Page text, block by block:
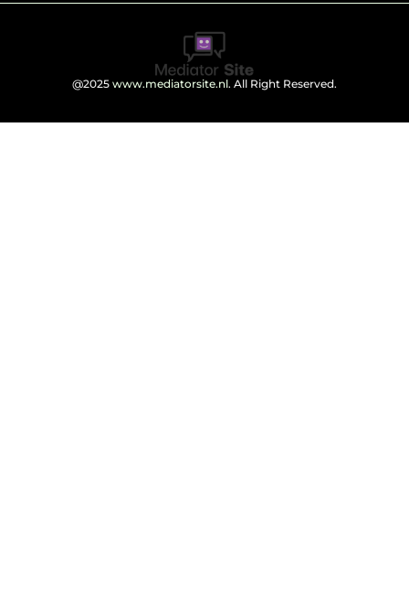
@2025 www.mediatorsite.nl. All Right Reserved.